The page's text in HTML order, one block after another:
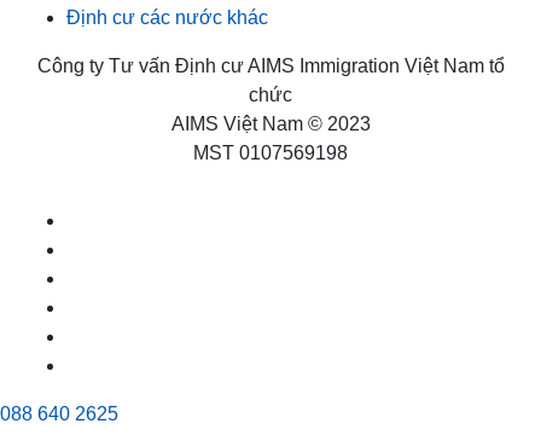
Định cư các nước khác
Công ty Tư vấn Định cư AIMS Immigration Việt Nam tổ
chức
AIMS Việt Nam © 2023
MST 0107569198
088 640 2625